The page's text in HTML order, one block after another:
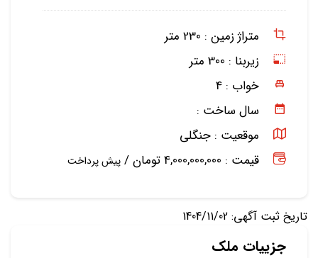
متراژ زمین : 230 متر
زیربنا : 300 متر
خواب : 4
سال ساخت :
موقعیت : جنگلی
قیمت : 4,000,000,000 تومان /
پیش پرداخت
تاریخ ثبت آگهی: 1404/11/02
جزییات ملک